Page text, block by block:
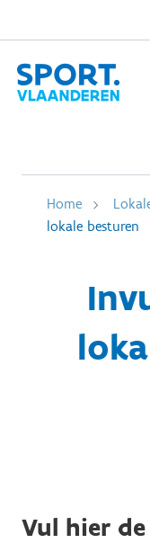
Home
lokale besturen
Vul hier